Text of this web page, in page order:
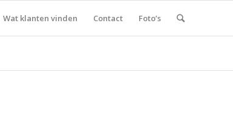
Wat klanten vinden Contact Foto’s